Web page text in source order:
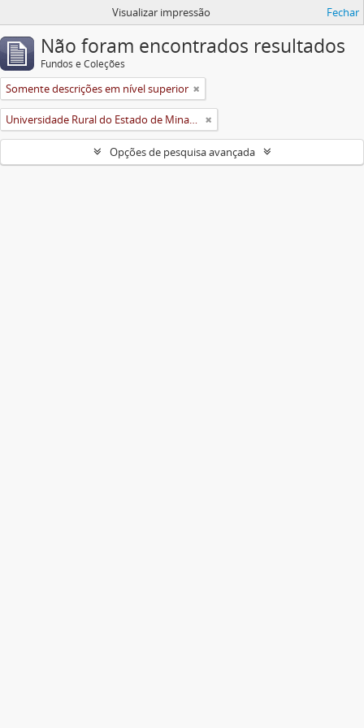
Visualizar impressão Fechar
Não foram encontrados resultados
Fundos e Coleções
Somente descrições em nível superior
Universidade Rural do Estado de Minas Gerais (Uremg)
Opções de pesquisa avançada